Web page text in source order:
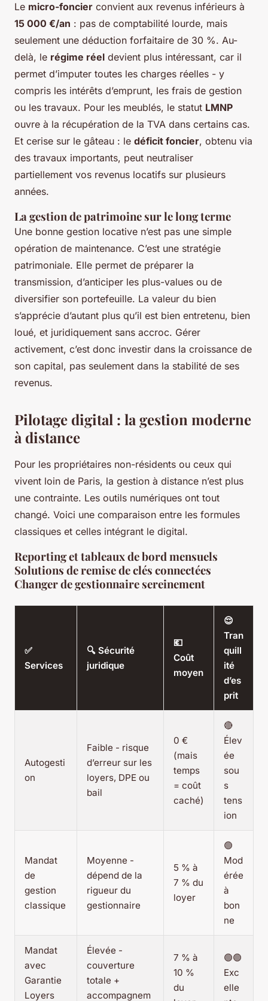
Le micro-foncier convient aux revenus inférieurs à
15 000 €/an : pas de comptabilité lourde, mais
seulement une déduction forfaitaire de 30 %. Au-
delà, le régime réel devient plus intéressant, car il
permet d’imputer toutes les charges réelles - y
compris les intérêts d’emprunt, les frais de gestion
ou les travaux. Pour les meublés, le statut LMNP
ouvre à la récupération de la TVA dans certains cas.
Et cerise sur le gâteau : le déficit foncier, obtenu via
des travaux importants, peut neutraliser
partiellement vos revenus locatifs sur plusieurs
années.
La gestion de patrimoine sur le long terme
Une bonne gestion locative n’est pas une simple
opération de maintenance. C’est une stratégie
patrimoniale. Elle permet de préparer la
transmission, d’anticiper les plus-values ou de
diversifier son portefeuille. La valeur du bien
s’apprécie d’autant plus qu’il est bien entretenu, bien
loué, et juridiquement sans accroc. Gérer
activement, c’est donc investir dans la croissance de
son capital, pas seulement dans la stabilité de ses
revenus.
Pilotage digital : la gestion moderne
à distance
Pour les propriétaires non-résidents ou ceux qui
vivent loin de Paris, la gestion à distance n’est plus
une contrainte. Les outils numériques ont tout
changé. Voici une comparaison entre les formules
classiques et celles intégrant le digital.
Reporting et tableaux de bord mensuels
Solutions de remise de clés connectées
Changer de gestionnaire sereinement
✅
Services
🔍 Sécurité
juridique
💶
Coût
moyen
😌
Tran
quill
ité
d’es
prit
Autogesti
on
Faible - risque
d’erreur sur les
loyers, DPE ou
bail
0 €
(mais
temps
= coût
caché)
🔴
Élev
ée
sou
s
tens
ion
Mandat
de
gestion
classique
Moyenne -
dépend de la
rigueur du
gestionnaire
5 % à
7 % du
loyer
🟢
Mod
érée
à
bon
ne
Mandat
avec
Garantie
Loyers
Élevée -
couverture
totale +
accompagnem
7 % à
10 %
du
🟢🟢
Exc
elle